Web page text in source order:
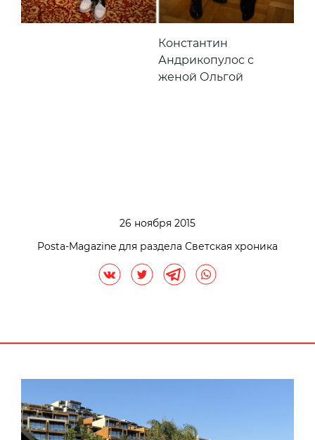
Константин
Андрикопулос с
женой Ольгой
26 ноября 2015
Posta-Magazine для раздела Светская хроника